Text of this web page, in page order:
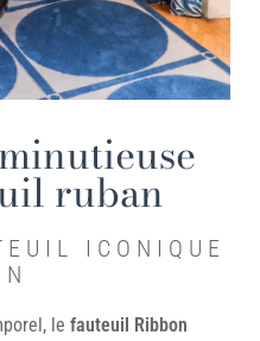
ruban
ICONIQUE
le fauteuil Ribbon